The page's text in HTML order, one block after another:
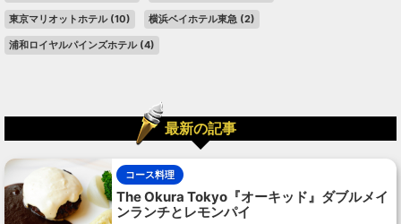
東京マリオットホテル(10) 横浜ベイホテル東急 (2)
浦和ロイヤルパインズホテル(4)
最新の記事
コース料理
The Okura Tokyo『オーキッド』ダブルメイ
ンランチとレモンパイ